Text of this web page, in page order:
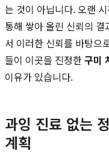
는 것이 아닙니다. 오랜
통해 쌓아 올린 신뢰의 결
서 이러한 신뢰를 바탕으
들이 이곳을 진정한구미
이유가 있습니다.
과잉 진료 없는
계획